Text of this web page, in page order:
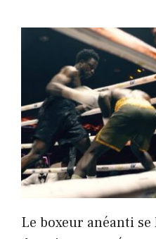
Le boxeur anéanti